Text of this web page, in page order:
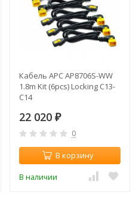
Кабель APC AP8706S-WW
1.8m Kit (6pcs) Locking C13-
C14
22 020 ₽
0
В корзину
В наличии